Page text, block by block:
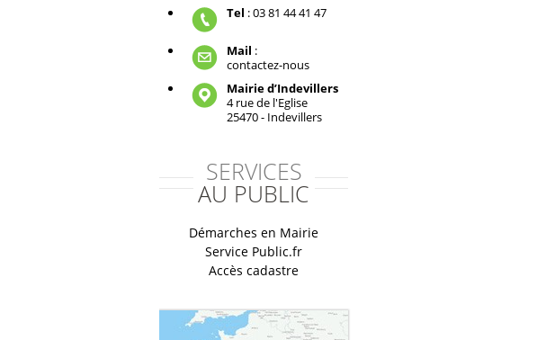
Tel : 03 81 44 41 47
Mail :
contactez-nous
Mairie d’Indevillers
4 rue de l'Eglise
25470 - Indevillers
SERVICES
AU PUBLIC
Démarches en Mairie
Service Public.fr
Accès cadastre